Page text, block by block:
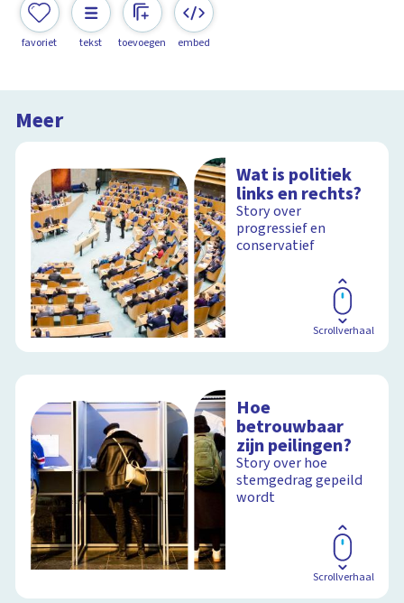
favoriet tekst toevoegen embed
Meer
Wat is politiek
links en rechts?
Story over
progressief en
conservatief
Scrollverhaal
Hoe
betrouwbaar
zijn peilingen?
Story over hoe
stemgedrag gepeild
wordt
Scrollverhaal